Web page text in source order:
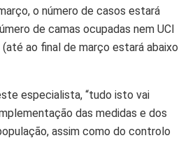
o número de casos estará
de camas ocupadas nem UCI
ao final de março estará abaixo
especialista, “tudo isto vai
das medidas e dos
assim como do controlo